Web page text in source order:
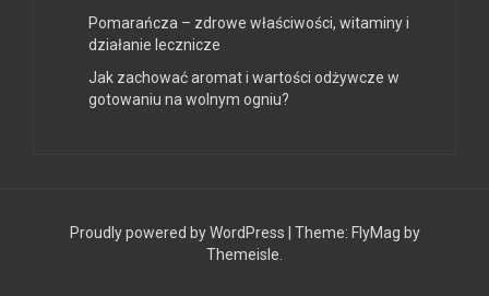
Pomarańcza – zdrowe właściwości, witaminy i
działanie lecznicze
Jak zachować aromat i wartości odżywcze w
gotowaniu na wolnym ogniu?
Proudly powered by WordPress Theme: FlyMag by
Themeisle.